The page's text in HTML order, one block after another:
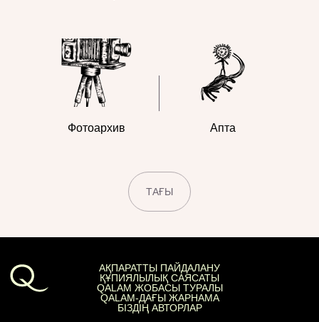
Фотоархив Апта
ТАҒЫ
АҚПАРАТТЫ ПАЙДАЛАНУ
ҚҰПИЯЛЫЛЫҚ САЯСАТЫ
QALAM ЖОБАСЫ ТУРАЛЫ
QALAM-ДАҒЫ ЖАРНАМА
БІЗДІҢ АВТОРЛАР